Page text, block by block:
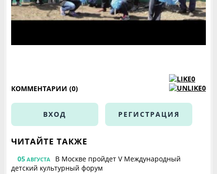
0
0
КОММЕНТАРИИ (0)
ВХОД РЕГИСТРАЦИЯ
ЧИТАЙТЕ ТАКЖЕ
05 АВГУСТА
В Москве пройдет V Международный
детский культурный форум